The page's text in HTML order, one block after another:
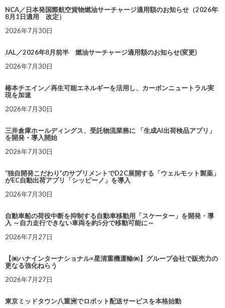
NCA／日本発国際航空貨物燃油サーチャージ適用額のお知らせ（2026年
8月1日適用 改定）
2026年7月30日
JAL／2026年8月前半 燃油サーチャージ適用額のお知らせ(変更)
2026年7月30日
椿本チエイン／再生可能エネルギーを活用し、カーボンニュートラル実
現を加速
2026年7月30日
三井倉庫ホールディングス、受託物流業務に 「生成AI出荷検品アプリ」
を開発・導入開始
2026年7月30日
“独自開発こだわり”のサプリメントでD2C展開する「ウェルモット製薬」
がEC自動出荷アプリ「シッピーノ」を導入
2026年7月30日
自動車船の荷役中断を抑制する自動車移動用「スケーター」を開発・導
入 ～自力走行できない車両を約5分で移動可能に～
2026年7月27日
【㈱ハナインターナショナル×星清重機運輸㈱】グループ会社で販売力の
更なる強化ねらう
2026年7月27日
東京ミッドタウン八重洲でロボット配送サービスを本格始動